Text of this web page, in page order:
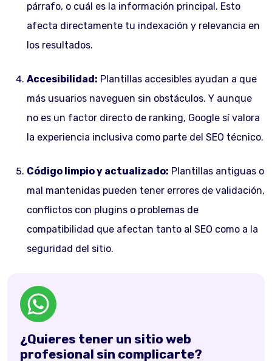
párrafo, o cuál es la información principal. Esto
afecta directamente tu indexación y relevancia en
los resultados.
Accesibilidad: Plantillas accesibles ayudan a que
más usuarios naveguen sin obstáculos. Y aunque
no es un factor directo de ranking, Google sí valora
la experiencia inclusiva como parte del SEO técnico.
Código limpio y actualizado: Plantillas antiguas o
mal mantenidas pueden tener errores de validación,
conflictos con plugins o problemas de
compatibilidad que afectan tanto al SEO como a la
seguridad del sitio.
¿Quieres tener un sitio web
profesional sin complicarte?